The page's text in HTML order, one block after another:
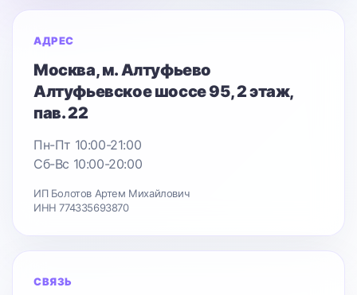
АДРЕС
Москва, м. Алтуфьево
Алтуфьевское шоссе 95, 2 этаж,
пав. 22
Пн-Пт 10:00-21:00
Сб-Вс 10:00-20:00
ИП Болотов Артем Михайлович
ИНН 774335693870
СВЯЗЬ